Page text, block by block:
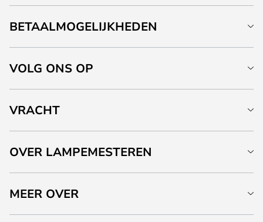
BETAALMOGELIJKHEDEN
VOLG ONS OP
VRACHT
OVER LAMPEMESTEREN
MEER OVER